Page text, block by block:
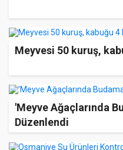
Meyvesi 50 kuruş,
'Meyve Ağaçlarında
Düzenlendi